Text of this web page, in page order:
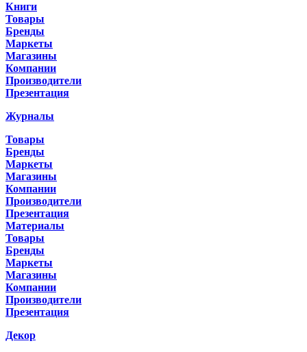
Книги
Товары
Бренды
Маркеты
Магазины
Компании
Производители
Презентация
Журналы
Товары
Бренды
Маркеты
Магазины
Компании
Производители
Презентация
Материалы
Товары
Бренды
Маркеты
Магазины
Компании
Производители
Презентация
Декор